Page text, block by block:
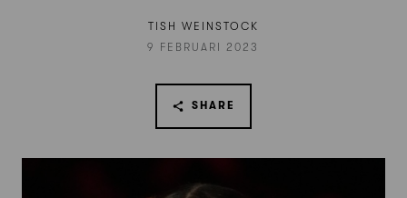
TISH WEINSTOCK
9 FEBRUARI 2023
SHARE